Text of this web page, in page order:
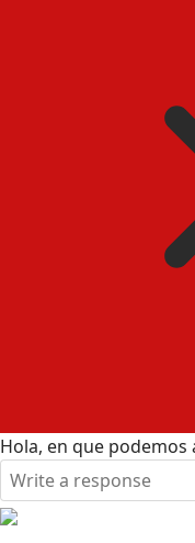
Hola, en que podemos